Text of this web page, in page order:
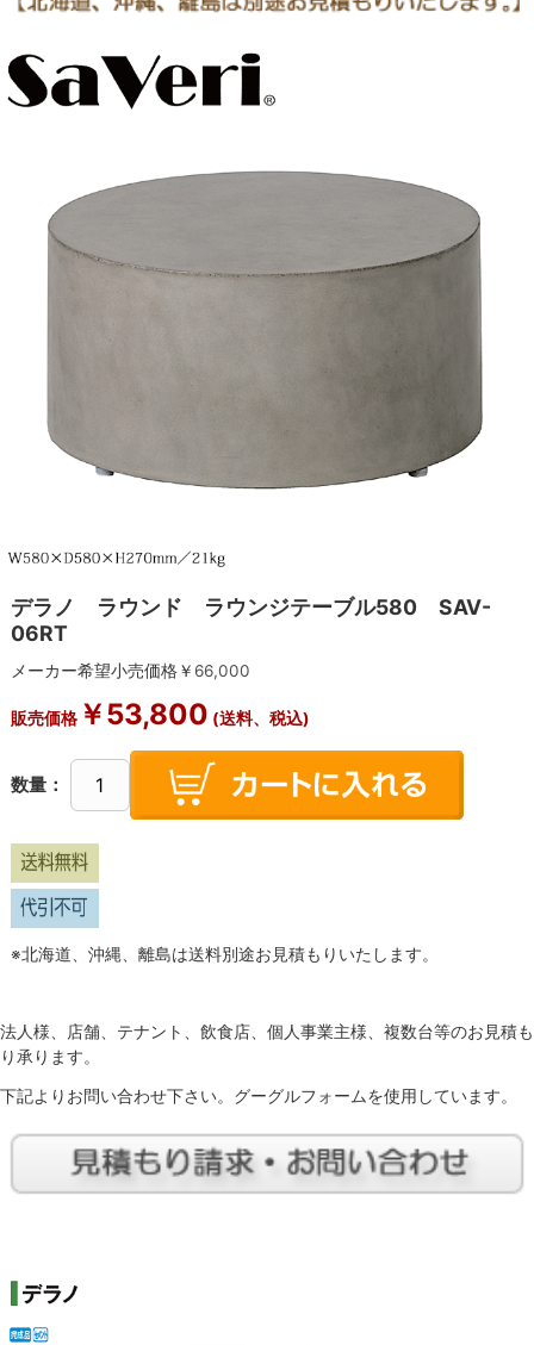
デラノ ラウンド ラウンジテーブル580 SAV-
06RT
メーカー希望小売価格￥ 66,000
販売価格￥53,800 (送料、税込)
数量：
※北海道、沖縄、離島は送料別途お見積もりいたします。
法人様、店舗、テナント、飲食店、個人事業主様、複数台等のお見積も
り承ります。
下記よりお問い合わせ下さい。グーグルフォームを使用しています。